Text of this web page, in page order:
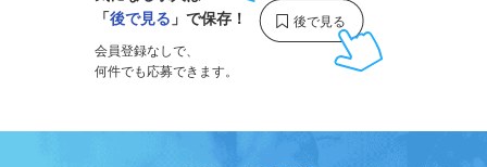
「後で見る 」で保存！
会員登録なしで、
何件でも応募できます。